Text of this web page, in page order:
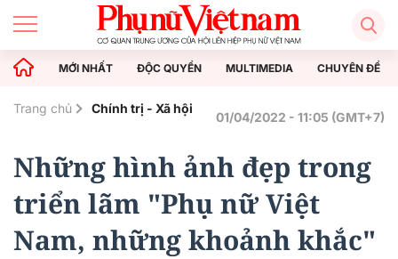
MỚI NHẤT ĐỘC QUYỀN MULTIMEDIA CHUYÊN ĐỀ
Trang chủ Chính trị - Xã hội
01/04/2022 - 11:05 (GMT+7)
Những hình ảnh đẹp trong
triển lãm "Phụ nữ Việt
Nam, những khoảnh khắc"